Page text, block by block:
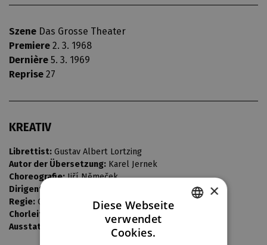
Szene Das Grosse Theater
Premiere 2. 3. 1968
Dernière 5. 3. 1969
Reprise 27
KREATIV
Librettist: Gustav Albert Lortzing
Autor der Übersetzung: Karel Jernek
Choreografie: Jiří Němeček
Dirigent:
Regie: Oto Ševčík
Chorleiter:
Ausstattung:
Vladimír Heller
×
Diese Webseite
verwendet
Cookies.